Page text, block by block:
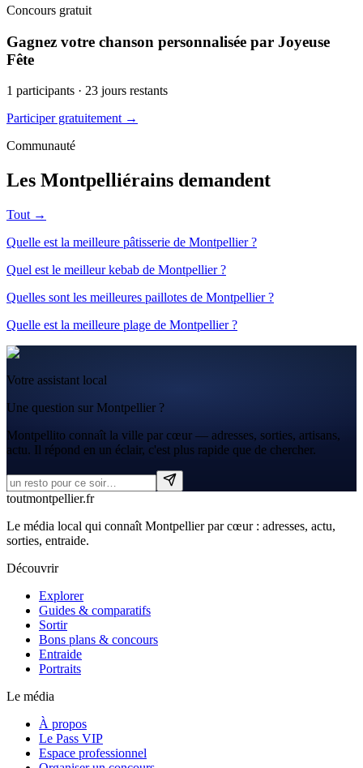
Concours gratuit
Gagnez votre chanson personnalisée par Joyeuse
Fête
1 participants · 23 jours restants
Participer gratuitement →
Communauté
Les Montpelliérains demandent
Tout →
Quelle est la meilleure pâtisserie de Montpellier ?
Quel est le meilleur kebab de Montpellier ?
Quelles sont les meilleures paillotes de Montpellier ?
Quelle est la meilleure plage de Montpellier ?
Votre assistant local
Une question sur Montpellier ?
Montpellito connaît la ville par cœur — adresses, sorties, artisans,
actu. Il répond en un éclair, c'est plus rapide que de chercher.
toutmontpellier.fr
Le média local qui connaît Montpellier par cœur : adresses, actu,
sorties, entraide.
Découvrir
Explorer
Guides & comparatifs
Sortir
Bons plans & concours
Entraide
Portraits
Le média
À propos
Le Pass VIP
Espace professionnel